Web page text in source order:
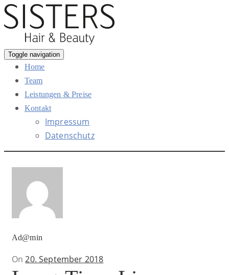
Toggle navigation
Home
Team
Leistungen & Preise
Kontakt
Impressum
Datenschutz
Ad@min
OnPosted
20. September 2018